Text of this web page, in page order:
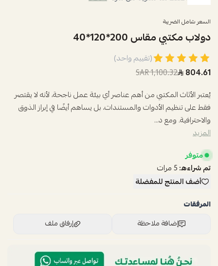
السعر شامل الضريبة
دولاب مكتبي مقاس 200*120*40
(تقييم واحد)
804.61
1,100.32 SAR
يُعتبر الأثاث المكتبي من أهم عناصر أي بيئة عمل ناجحة، لأنه لا يقتصر
فقط على تنظيم الأدوات والمستندات، بل يساهم أيضًا في إبراز الذوق
والاحترافية. ومع د...
المزيد
متوفر
تم شراءه:5مرات
أضف المنتج للمفضلة
المرفقات
إضافة ملاحظة
إرفاق ملف